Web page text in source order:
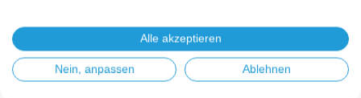
Fronius + BYD
GoodWe
GoodWe + GoodWe
GoodWe + BYD
Alle akzeptieren
Nein, anpassen Ablehnen